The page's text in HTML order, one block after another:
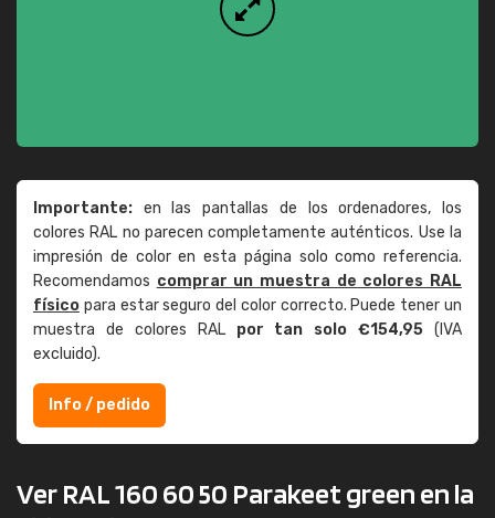
Importante: en las pantallas de los ordenadores, los
colores RAL no parecen completamente auténticos. Use la
impresión de color en esta página solo como referencia.
Recomendamos comprar un muestra de colores RAL
físico para estar seguro del color correcto. Puede tener un
muestra de colores RAL por tan solo €154,95 (IVA
excluido).
Info / pedido
Ver RAL 160 60 50 Parakeet green en la